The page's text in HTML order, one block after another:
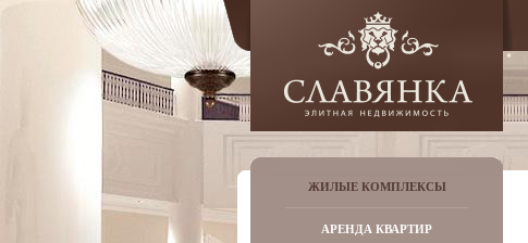
ЖИЛЫЕ КОМПЛЕКСЫ
АРЕНДА КВАРТИР